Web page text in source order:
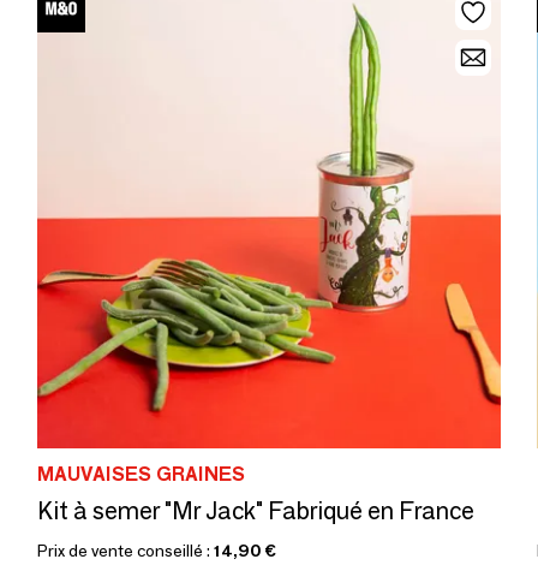
MAUVAISES GRAINES
Kit à semer "Mr Jack" Fabriqué en France
Prix de vente conseillé : 14,90 €